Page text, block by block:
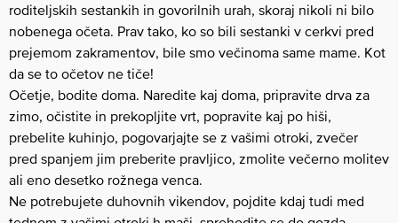
roditeljskih sestankih in govorilnih urah, skoraj nikoli ni bilo
nobenega očeta. Prav tako, ko so bili sestanki v cerkvi pred
prejemom zakramentov, bile smo večinoma same mame. Kot
da se to očetov ne tiče!
Očetje, bodite doma. Naredite kaj doma, pripravite drva za
zimo, očistite in prekopljite vrt, popravite kaj po hiši,
prebelite kuhinjo, pogovarjajte se z vašimi otroki, zvečer
pred spanjem jim preberite pravljico, zmolite večerno molitev
ali eno desetko rožnega venca.
Ne potrebujete duhovnih vikendov, pojdite kdaj tudi med